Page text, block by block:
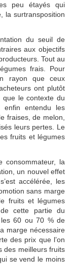
peu étayés qui
la surtransposition
du seuil de
aux objectifs
Tout au
frais. Pour
rayon que ceux
ont plutôt
le contexte du
entendu les
fraises, de melon,
leurs pertes. Le
fruits et légumes
la
un nouvel effet
accélérée, les
sans marge
fruits et légumes
cette partie du
les 60 ou 70 % de
marge nécessaire
des prix que l’on
des meilleurs fruits
se vend le moins